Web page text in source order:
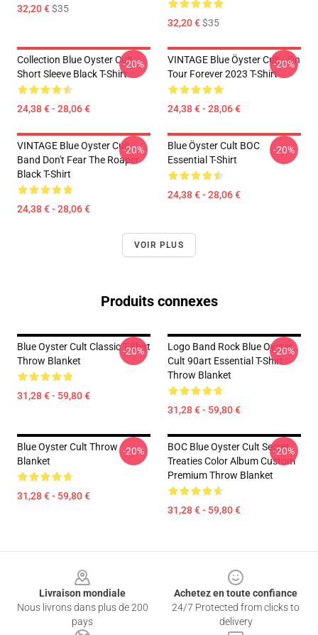
32,20 €$35
32,20 €$35
Collection Blue Oyster Cult
Short Sleeve Black T-Shirt
24,38 € - 28,06 €
-20%
VINTAGE Blue Öyster Cult - On
Tour Forever 2023 T-Shirt
24,38 € - 28,06 €
-20%
VINTAGE Blue Oyster Cult
Band Don't Fear The Roaper
Black T-Shirt
24,38 € - 28,06 €
-20%
Blue Öyster Cult BOC
Essential T-Shirt
24,38 € - 28,06 €
-20%
VOIR PLUS
Produits connexes
Blue Oyster Cult Classic T-Shirt
Throw Blanket
31,28 € - 59,80 €
-20%
Logo Band Rock Blue Oyster
Cult 90art Essential T-Shirt
Throw Blanket
31,28 € - 59,80 €
-20%
Blue Oyster Cult Throw
Blanket
31,28 € - 59,80 €
-20%
BOC Blue Oyster Cult Secret
Treaties Color Album Custom
Premium Throw Blanket
31,28 € - 59,80 €
-20%
Livraison mondiale
Nous livrons dans plus de 200
pays
Achetez en toute confiance
24/7 Protected from clicks to
delivery